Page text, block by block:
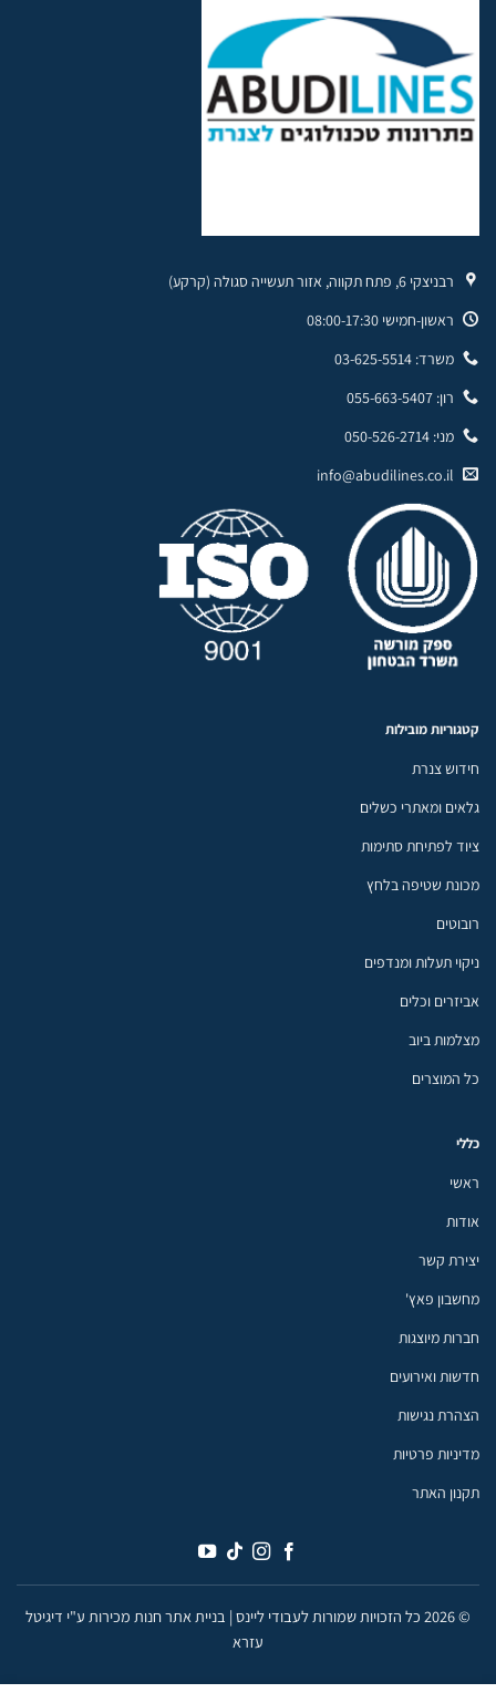
רבניצקי 6, פתח תקווה, אזור תעשייה סגולה (קרקע)
ראשון-חמישי 08:00-17:30
משרד: 03-625-5514
רון: 055-663-5407
מני: 050-526-2714
info@abudilines.co.il
קטגוריות מובילות
חידוש צנרת
גלאים ומאתרי כשלים
ציוד לפתיחת סתימות
מכונת שטיפה בלחץ
רובוטים
ניקוי תעלות ומנדפים
אביזרים וכלים
מצלמות ביוב
כל המוצרים
כללי
ראשי
אודות
יצירת קשר
מחשבון פאץ'
חברות מיוצגות
חדשות ואירועים
הצהרת נגישות
מדיניות פרטיות
תקנון האתר
© 2026 כל הזכויות שמורות לעבודי ליינס |
בניית אתר חנות מכירות ע"י דיגיטל
עזרא
נשמח לסייע לך בכל שאלה - זמינים עכשיו